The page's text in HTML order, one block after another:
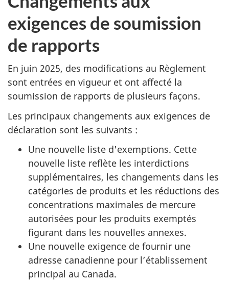
exigences de soumission
de rapports
En juin 2025, des modifications au Règlement
sont entrées en vigueur et ont affecté la
soumission de rapports de plusieurs façons.
Les principaux changements aux exigences de
déclaration sont les suivants :
Une nouvelle liste d'exemptions. Cette
nouvelle liste reflète les interdictions
supplémentaires, les changements dans les
catégories de produits et les réductions des
concentrations maximales de mercure
autorisées pour les produits exemptés
figurant dans les nouvelles annexes.
Une nouvelle exigence de fournir une
adresse canadienne pour l’établissement
principal au Canada.